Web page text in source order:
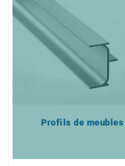
Profils de meubles